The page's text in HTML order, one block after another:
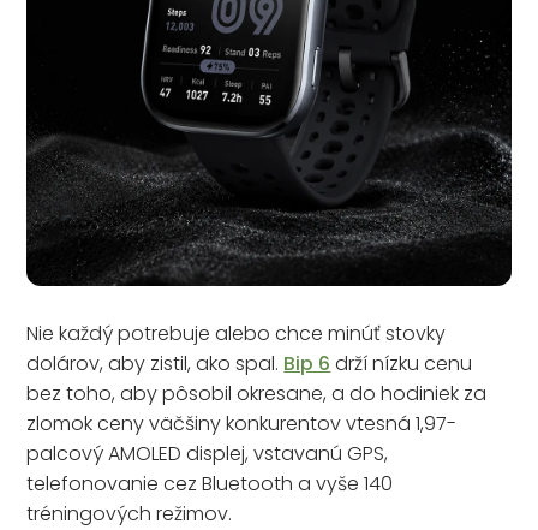
Nie každý potrebuje alebo chce minúť stovky
dolárov, aby zistil, ako spal. Bip 6 drží nízku cenu
bez toho, aby pôsobil okresane, a do hodiniek za
zlomok ceny väčšiny konkurentov vtesná 1,97-
palcový AMOLED displej, vstavanú GPS,
telefonovanie cez Bluetooth a vyše 140
tréningových režimov.